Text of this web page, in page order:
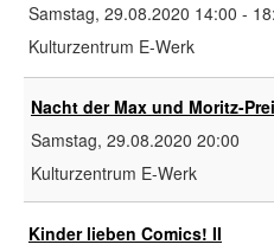
Samstag, 29.08.2020 14:00 -
Kulturzentrum E-Werk
Nacht der Max und Moritz-
Samstag, 29.08.2020 20:00
Kulturzentrum E-Werk
Kinder lieben Comics! II